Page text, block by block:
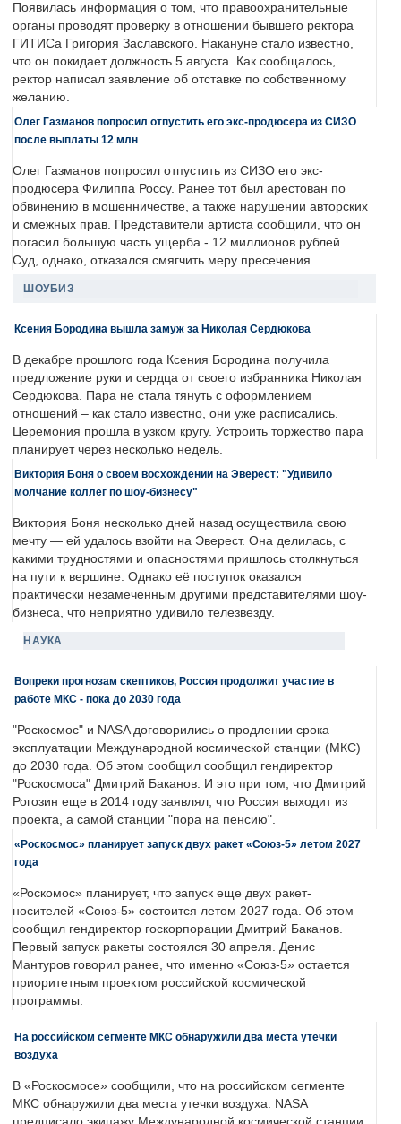
Появилась информация о том, что правоохранительные
органы проводят проверку в отношении бывшего ректора
ГИТИСа Григория Заславского. Накануне стало известно,
что он покидает должность 5 августа. Как сообщалось,
ректор написал заявление об отставке по собственному
желанию.
Олег Газманов попросил отпустить его экс-продюсера из СИЗО
после выплаты 12 млн
Олег Газманов попросил отпустить из СИЗО его экс-
продюсера Филиппа Россу. Ранее тот был арестован по
обвинению в мошенничестве, а также нарушении авторских
и смежных прав. Представители артиста сообщили, что он
погасил большую часть ущерба - 12 миллионов рублей.
Суд, однако, отказался смягчить меру пресечения.
ШОУБИЗ
Ксения Бородина вышла замуж за Николая Сердюкова
В декабре прошлого года Ксения Бородина получила
предложение руки и сердца от своего избранника Николая
Сердюкова. Пара не стала тянуть с оформлением
отношений – как стало известно, они уже расписались.
Церемония прошла в узком кругу. Устроить торжество пара
планирует через несколько недель.
Виктория Боня о своем восхождении на Эверест: "Удивило
молчание коллег по шоу-бизнесу"
Виктория Боня несколько дней назад осуществила свою
мечту — ей удалось взойти на Эверест. Она делилась, с
какими трудностями и опасностями пришлось столкнуться
на пути к вершине. Однако её поступок оказался
практически незамеченным другими представителями шоу-
бизнеса, что неприятно удивило телезвезду.
НАУКА
Вопреки прогнозам скептиков, Россия продолжит участие в
работе МКС - пока до 2030 года
"Роскосмос" и NASA договорились о продлении срока
эксплуатации Международной космической станции (МКС)
до 2030 года. Об этом сообщил сообщил гендиректор
"Роскосмоса" Дмитрий Баканов. И это при том, что Дмитрий
Рогозин еще в 2014 году заявлял, что Россия выходит из
проекта, а самой станции "пора на пенсию".
«Роскосмос» планирует запуск двух ракет «Союз-5» летом 2027
года
«Роскомос» планирует, что запуск еще двух ракет-
носителей «Союз-5» состоится летом 2027 года. Об этом
сообщил гендиректор госкорпорации Дмитрий Баканов.
Первый запуск ракеты состоялся 30 апреля. Денис
Мантуров говорил ранее, что именно «Союз-5» остается
приоритетным проектом российской космической
программы.
На российском сегменте МКС обнаружили два места утечки
воздуха
В «Роскосмосе» сообщили, что на российском сегменте
МКС обнаружили два места утечки воздуха. NASA